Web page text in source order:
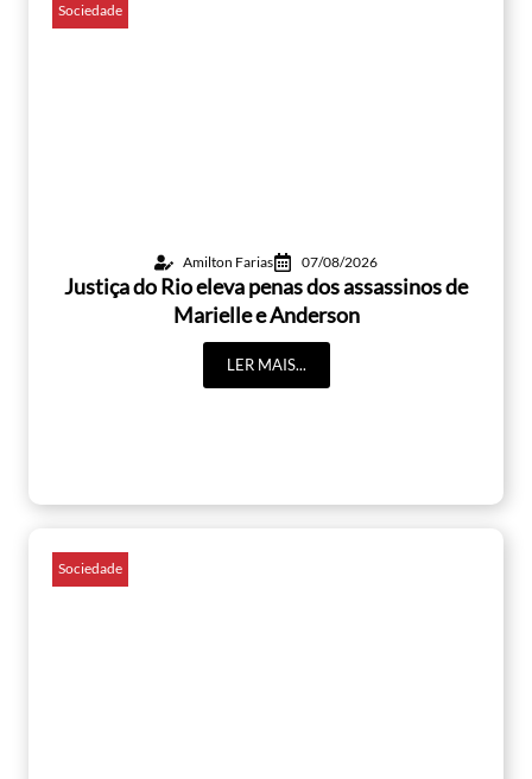
Sociedade
Amilton Farias 07/08/2026
Justiça do Rio eleva penas dos assassinos de
Marielle e Anderson
LER MAIS...
Sociedade